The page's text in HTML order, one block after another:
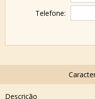
Telefone:
Descrição